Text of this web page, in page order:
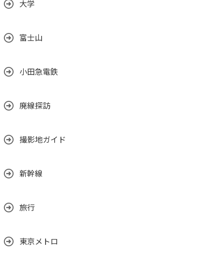
大学
富士山
小田急電鉄
廃線探訪
撮影地ガイド
新幹線
旅行
東京メトロ